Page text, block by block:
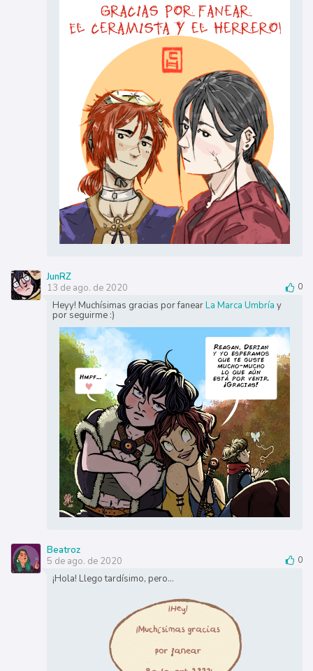
JunRZ
13 de ago. de 2020
0
Heyy! Muchísimas gracias por fanearLa Marca Umbría y
por seguirme :)
Beatroz
5 de ago. de 2020
0
¡Hola! Llego tardísimo, pero...